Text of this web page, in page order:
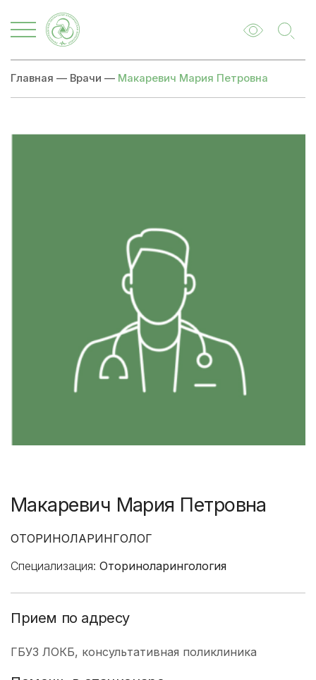
Главная — Врачи — Макаревич Мария Петровна
Макаревич Мария Петровна
ОТОРИНОЛАРИНГОЛОГ
Специализация: Оториноларингология
Прием по адресу
ГБУЗ ЛОКБ, консультативная поликлиника